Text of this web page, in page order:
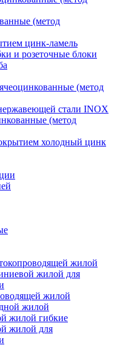
(метод
цинк-ламель
и розеточные блоки
(метод
стали INOX
(метод
холодный цинк
жилой
жилой для
жилой
жилой
жилой гибкие
жилой для